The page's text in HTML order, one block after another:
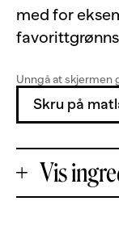
med for
Unngå at skjermen
Skru på
Vis